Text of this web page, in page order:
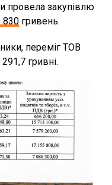
провела закупівлю
830 гривень.
переміг ТОВ
гривні.